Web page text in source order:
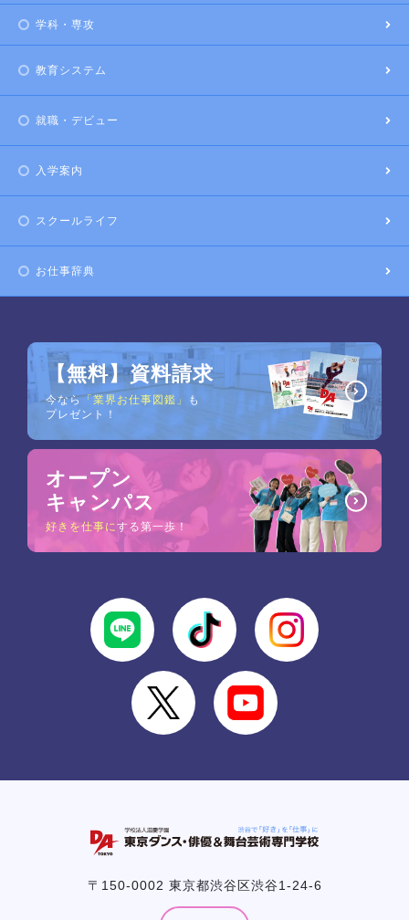
学科・専攻
教育システム
就職・デビュー
入学案内
スクールライフ
お仕事辞典
【無料】資料請求
今なら「業界お仕事図鑑」
も
プレゼント！
オープン
キャンパス
好きを仕事にする第一歩！
〒150-0002 東京都渋谷区渋谷1-24-6